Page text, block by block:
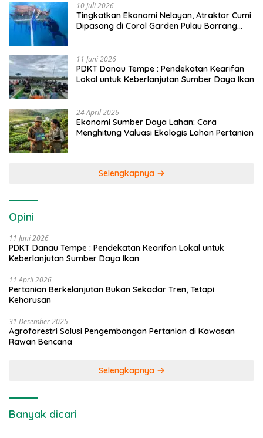
10 Juli 2026
Tingkatkan Ekonomi Nelayan, Atraktor Cumi
Dipasang di Coral Garden Pulau Barrang
11 Juni 2026
PDKT Danau Tempe : Pendekatan Kearifan
Lokal untuk Keberlanjutan Sumber Daya Ikan
24 April 2026
Ekonomi Sumber Daya Lahan: Cara
Menghitung Valuasi Ekologis Lahan Pertanian
Selengkapnya
Opini
11 Juni 2026
PDKT Danau Tempe : Pendekatan Kearifan Lokal untuk
Keberlanjutan Sumber Daya Ikan
11 April 2026
Pertanian Berkelanjutan Bukan Sekadar Tren, Tetapi
Keharusan
31 Desember 2025
Agroforestri Solusi Pengembangan Pertanian di Kawasan
Rawan Bencana
Selengkapnya
Banyak dicari